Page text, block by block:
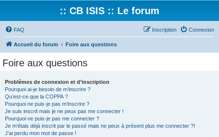
:: CB ISIS :: Le forum
FAQ Connexion
Inscription
Accueil du forum Foire aux questions
Foire aux questions
Problèmes de connexion et d’inscription
Pourquoi ai-je besoin de m’inscrire ?
Qu’est-ce que la COPPA ?
Pourquoi ne puis-je pas m’inscrire ?
Je suis inscrit mais je ne peux pas me connecter !
Pourquoi ne puis-je pas me connecter ?
Je m’étais déjà inscrit par le passé mais ne peux à présent plus me connecter ?!
J’ai perdu mon mot de passe !